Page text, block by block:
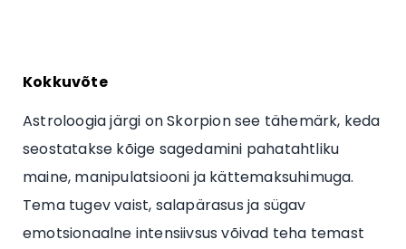
Kokkuvõte
Astroloogia järgi on Skorpion see tähemärk, keda
seostatakse kõige sagedamini pahatahtliku
maine, manipulatsiooni ja kättemaksuhimuga.
Tema tugev vaist, salapärasus ja sügav
emotsionaalne intensiivsus võivad teha temast